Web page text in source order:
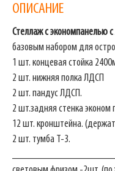
ОПИСАНИЕ
Стеллаж с экономпанелью
базовым набором для
1 шт. концевая стойка
2 шт. нижняя полка ЛДСП
2 шт. пандус ЛДСП.
2 шт.задняя стенка эконом
12 шт. кронштейна.
2 шт. тумба Т-3.